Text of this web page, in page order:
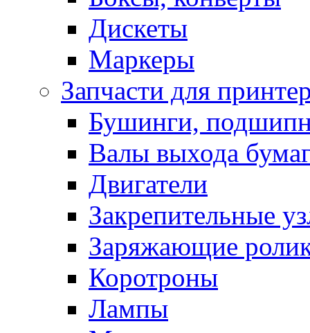
Дискеты
Маркеры
Запчасти для
Бушинги,
Валы выхода
Двигатели
Закрепительные
Заряжающие
Коротроны
Лампы